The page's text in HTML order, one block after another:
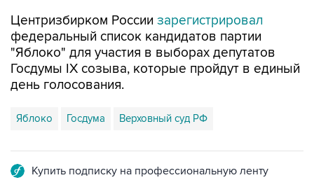
Центризбирком России зарегистрировал
федеральный список кандидатов партии
"Яблоко" для участия в выборах депутатов
Госдумы IX созыва, которые пройдут в единый
день голосования.
Яблоко Госдума Верховный суд РФ
Купить подписку на профессиональную ленту